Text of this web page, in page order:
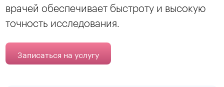
врачей обеспечивает быстроту и высокую
точность исследования.
Записаться на услугу